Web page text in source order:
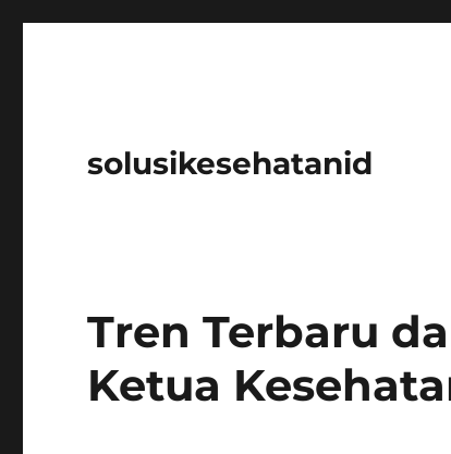
solusikesehatanid
Tren Terbaru
Ketua